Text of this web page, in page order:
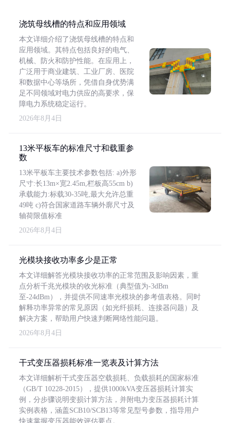
浇筑母线槽的特点和应用领域
本文详细介绍了浇筑母线槽的特点和
应用领域。其特点包括良好的电气、
机械、防火和防护性能。在应用上，
广泛用于商业建筑、工业厂房、医院
和数据中心等场所，凭借自身优势满
足不同领域对电力供应的高要求，保
障电力系统稳定运行。
2026年8月4日
13米平板车的标准尺寸和载重参
数
13米平板车主要技术参数包括: a)外形
尺寸:长13m×宽2.45m,栏板高55cm b)
承载能力:标载30-35吨,最大允许总重
49吨 c)符合国家道路车辆外廓尺寸及
轴荷限值标准
2026年8月4日
光模块接收功率多少是正常
本文详细解答光模块接收功率的正常范围及影响因素，重
点分析千兆光模块的收光标准（典型值为-3dBm
至-24dBm），并提供不同速率光模块的参考值表格。同时
解释功率异常的常见原因（如光纤损耗、连接器问题）及
解决方案，帮助用户快速判断网络性能问题。
2026年8月4日
干式变压器损耗标准一览表及计算方法
本文详细解析干式变压器空载损耗、负载损耗的国家标准
（GB/T 10228-2015），提供1000kVA变压器损耗计算实
例，分步骤说明变损计算方法，并附电力变压器损耗计算
实例表格，涵盖SCB10/SCB13等常见型号参数，指导用户
快速掌握变压器能效评估要点。